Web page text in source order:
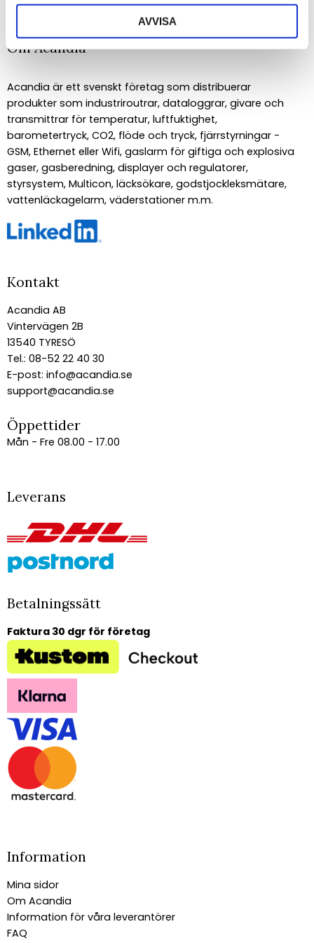
AVVISA
Om Acandia
Acandia är ett svenskt företag som distribuerar
produkter som industriroutrar, dataloggrar, givare och
transmittrar för temperatur, luftfuktighet,
barometertryck, CO2, flöde och tryck, fjärrstyrningar -
GSM, Ethernet eller Wifi, gaslarm för giftiga och explosiva
gaser, gasberedning, displayer och regulatorer,
styrsystem, Multicon, läcksökare, godstjockleksmätare,
vattenläckagelarm, väderstationer m.m.
Kontakt
Acandia AB
Vintervägen 2B
13540 TYRESÖ
Tel.: 08-52 22 40 30
E-post: info@acandia.se
support@acandia.se
Öppettider
Mån - Fre 08.00 - 17.00
Leverans
Betalningssätt
Faktura 30 dgr för företag
Information
Mina sidor
Om Acandia
Information för våra leverantörer
FAQ